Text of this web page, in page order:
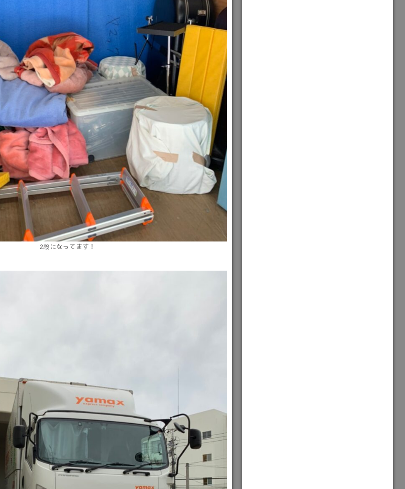
2段になってます！